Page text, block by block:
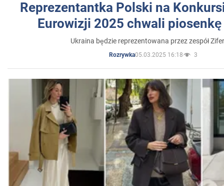
Reprezentantka Polski na
Eurowizji 2025 chwali
Ukraina będzie reprezentowana przez zespół
Rozrywka05.03.2025 16:18 3